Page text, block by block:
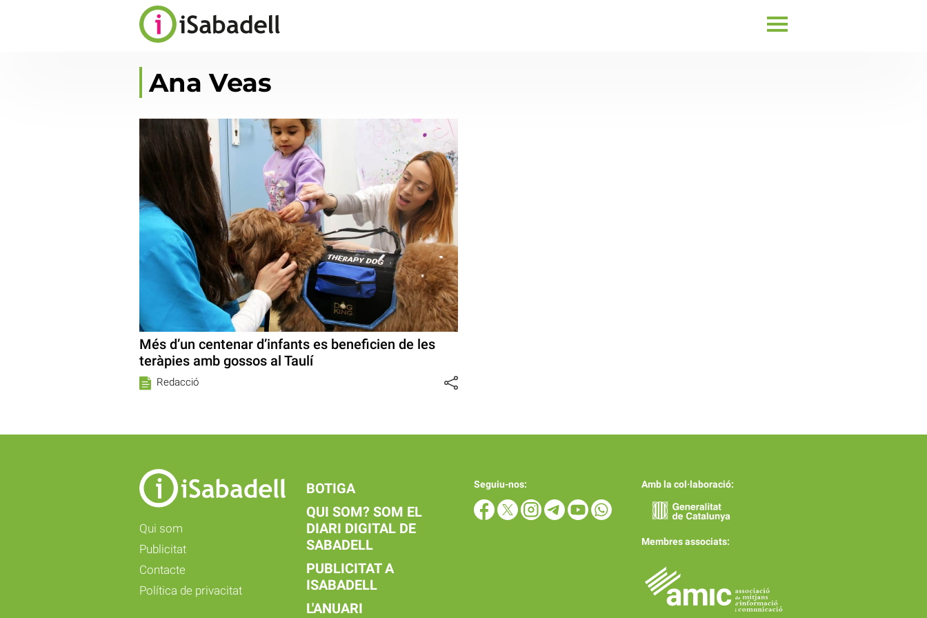
Ana Veas
Més d’un centenar d’infants es beneficien de les
teràpies amb gossos al Taulí
Redacció
Qui som
Publicitat
Contacte
Política de privacitat
BOTIGA
QUI SOM? SOM EL
DIARI DIGITAL DE
SABADELL
PUBLICITAT A
ISABADELL
L'ANUARI
Seguiu-nos: Amb la col·laboració:
Membres associats: